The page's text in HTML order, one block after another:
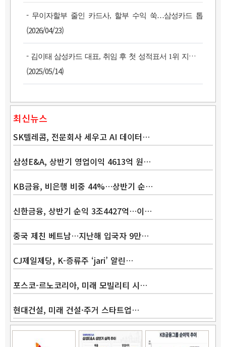
- 무이자할부 줄인 카드사, 할부 수익 쑥…삼성카드 톱
(2026/04/23)
- 김이태 삼성카드 대표, 취임 후 첫 성적표서 1위 지켰다
(2025/05/14)
최신뉴스
SK텔레콤, 전문회사 세우고 AI 데이터…
삼성E&A, 상반기 영업이익 4613억 원…
KB금융, 비은행 비중 44%…상반기 순…
신한금융, 상반기 순익 3조4427억…이…
중국 제친 베트남…지난해 입국자 9만…
CJ제일제당, K-증류주 ‘jari’ 알린…
포스코-르노코리아, 미래 모빌리티 시…
현대건설, 미래 건설·주거 스타트업…